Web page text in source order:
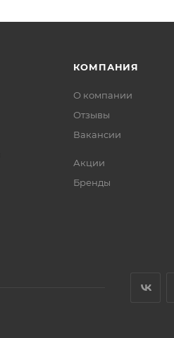
КОМПАНИЯ
О компании
Отзывы
Вакансии
Акции
Бренды